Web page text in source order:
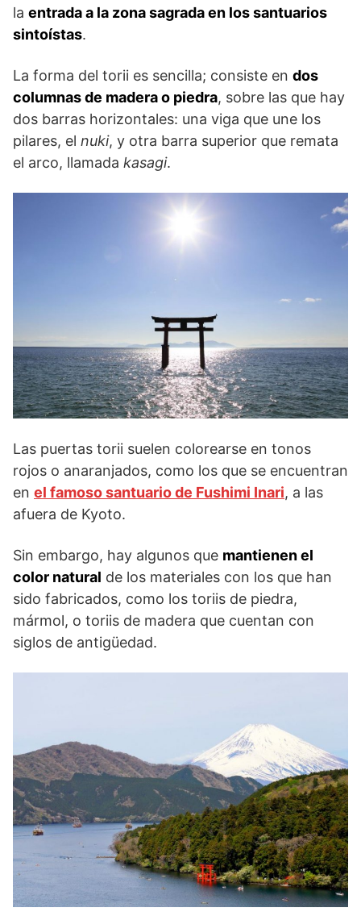
la entrada a la zona sagrada en los santuarios
sintoístas.
La forma del torii es sencilla; consiste en dos
columnas de madera o piedra, sobre las que hay
dos barras horizontales: una viga que une los
pilares, el nuki, y otra barra superior que remata
el arco, llamada kasagi.
Las puertas torii suelen colorearse en tonos
rojos o anaranjados, como los que se encuentran
en el famoso santuario de Fushimi Inari, a las
afuera de Kyoto.
Sin embargo, hay algunos que mantienen el
color natural de los materiales con los que han
sido fabricados, como los toriis de piedra,
mármol, o toriis de madera que cuentan con
siglos de antigüedad.